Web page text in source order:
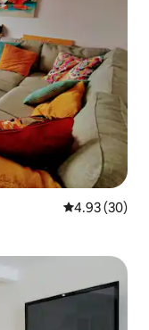
Calificación
4.93 (30)